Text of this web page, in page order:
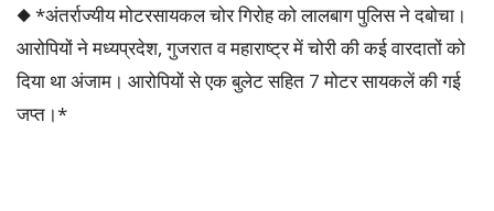
◆ *अंतर्राज्यीय मोटरसायकल चोर गिरोह को लालबाग पुलिस ने दबोचा।
आरोपियों ने मध्यप्रदेश, गुजरात व महाराष्ट्र में चोरी की कई वारदातों को
दिया था अंजाम। आरोपियों से एक बुलेट सहित 7 मोटर सायकलें की गई
जप्त।*